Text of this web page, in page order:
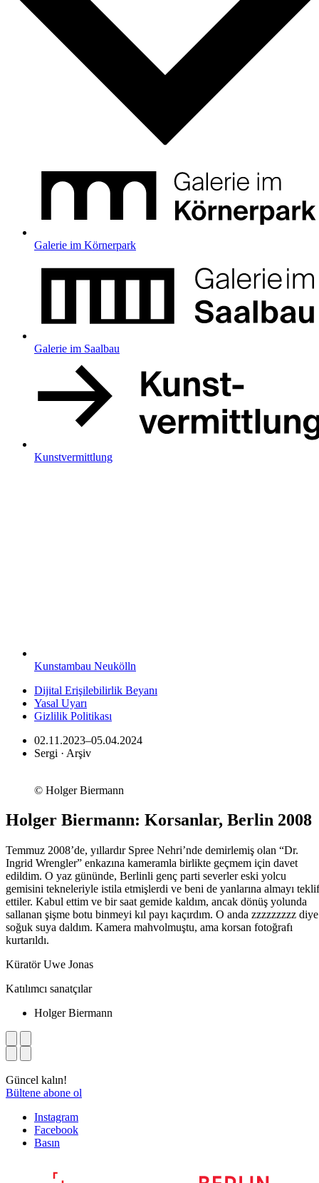
Galerie im Körnerpark
Galerie im Saalbau
Kunstvermittlung
Kunstambau Neukölln
Dijital Erişilebilirlik Beyanı
Yasal Uyarı
Gizlilik Politikası
02.11.2023–05.04.2024
Sergi · Arşiv
© Holger Biermann
Holger Biermann: Korsanlar, Berlin 2008
Temmuz 2008’de, yıllardır Spree Nehri’nde demirlemiş olan “Dr.
Ingrid Wrengler” enkazına kameramla birlikte geçmem için davet
edildim. O yaz gününde, Berlinli genç parti severler eski yolcu
gemisini tekneleriyle istila etmişlerdi ve beni de yanlarına almayı teklif
ettiler. Kabul ettim ve bir saat gemide kaldım, ancak dönüş yolunda
sallanan şişme botu binmeyi kıl payı kaçırdım. O anda zzzzzzzzz diye
soğuk suya daldım. Kamera mahvolmuştu, ama korsan fotoğrafı
kurtarıldı.
Küratör Uwe Jonas
Katılımcı sanatçılar
Holger Biermann
Güncel kalın!
Bültene abone ol
Instagram
Facebook
Basın